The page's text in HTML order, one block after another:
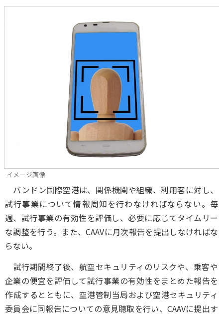
イメージ画像
バンドン国際空港は、関係機関や組織、利用客に対し、
試行事業について情報周知を行わなければならない。毎
週、試行事業の有効性を評価し、必要に応じてタイムリー
な調整を行う。また、CAAVに月次報告を提出しなければな
らない。
試行期間終了後、航空セキュリティのリスクや、乗客や
企業の便宜を評価して試行事業の有効性をまとめた報告を
作成するとともに、空港管制当局および空港セキュリティ
委員会に同報告についての意見聴取を行い、CAAVに提出す